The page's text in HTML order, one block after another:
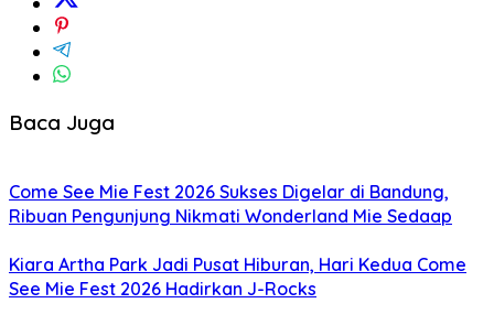
Baca Juga
Come See Mie Fest 2026 Sukses Digelar di Bandung,
Ribuan Pengunjung Nikmati Wonderland Mie Sedaap
Kiara Artha Park Jadi Pusat Hiburan, Hari Kedua Come
See Mie Fest 2026 Hadirkan J-Rocks